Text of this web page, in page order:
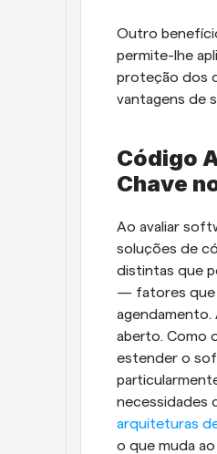
Outro
permite-lhe
proteção dos
vantagens de
Código
Chave
Ao avaliar
soluções de
distintas que
— fatores que
agendamento.
aberto. Como
estender o
necessidades
arquiteturas
o que muda